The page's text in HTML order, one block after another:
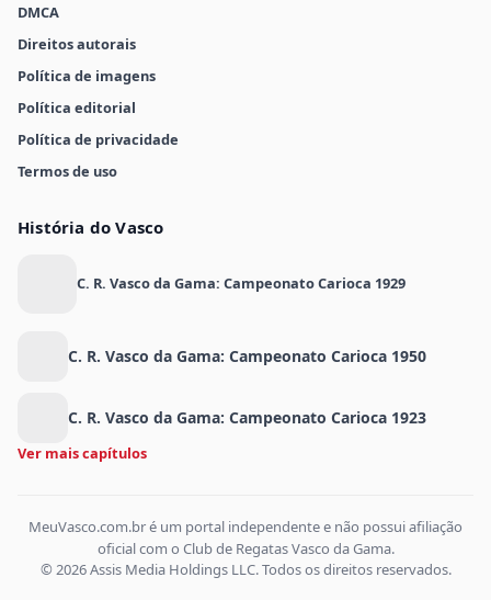
DMCA
Direitos autorais
Política de imagens
Política editorial
Política de privacidade
Termos de uso
História do Vasco
C. R. Vasco da Gama: Campeonato Carioca 1929
C. R. Vasco da Gama: Campeonato Carioca 1950
C. R. Vasco da Gama: Campeonato Carioca 1923
Ver mais capítulos
MeuVasco.com.br é um portal independente e não possui afiliação
oficial com o Club de Regatas Vasco da Gama.
© 2026 Assis Media Holdings LLC. Todos os direitos reservados.